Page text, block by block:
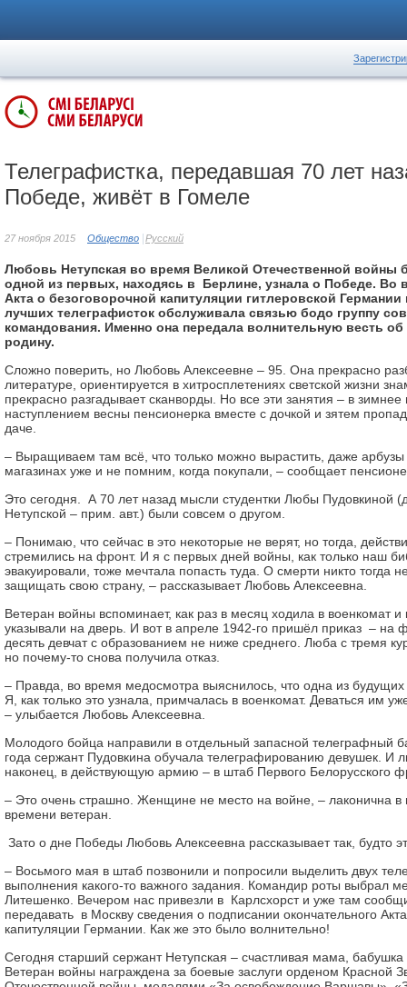
Телеграфистка, передавшая 70 лет
Победе, живёт в Гомеле
27 ноября 2015 Общество Русский
Любовь Нетупская во время Великой Отечественной войны
одной из первых, находясь в Берлине, узнала о Победе. Во
Акта о безоговорочной капитуляции гитлеровской Германии
лучших телеграфисток обслуживала связью бодо группу
командования. Именно она передала волнительную весть
родину.
Сложно поверить, но Любовь Алексеевне – 95. Она прекрасно
литературе, ориентируется в хитросплетениях светской жизни
прекрасно разгадывает сканворды. Но все эти занятия – в
наступлением весны пенсионерка вместе с дочкой и зятем
даче.
– Выращиваем там всё, что только можно вырастить, даже
магазинах уже и не помним, когда покупали, – сообщает
Это сегодня. А 70 лет назад мысли студентки Любы Пудовкиной
Нетупской – прим. авт.) были совсем о другом.
– Понимаю, что сейчас в это некоторые не верят, но тогда,
стремились на фронт. И я с первых дней войны, как только наш
эвакуировали, тоже мечтала попасть туда. О смерти никто тогда
защищать свою страну, – рассказывает Любовь Алексеевна.
Ветеран войны вспоминает, как раз в месяц ходила в военкомат
указывали на дверь. И вот в апреле 1942-го пришёл приказ – на
десять девчат с образованием не ниже среднего. Люба с тремя
но почему-то снова получила отказ.
– Правда, во время медосмотра выяснилось, что одна из
Я, как только это узнала, примчалась в военкомат. Деваться им
– улыбается Любовь Алексеевна.
Молодого бойца направили в отдельный запасной телеграфный
года сержант Пудовкина обучала телеграфированию девушек. И
наконец, в действующую армию – в штаб Первого Белорусского
– Это очень страшно. Женщине не место на войне, – лаконична в
времени ветеран.
Зато о дне Победы Любовь Алексеевна рассказывает так, будто
– Восьмого мая в штаб позвонили и попросили выделить двух
выполнения какого-то важного задания. Командир роты выбрал
Литешенко. Вечером нас привезли в Карлсхорст и уже там
передавать в Москву сведения о подписании окончательного
капитуляции Германии. Как же это было волнительно!
Сегодня старший сержант Нетупская – счастливая мама,
Ветеран войны награждена за боевые заслуги орденом Красной